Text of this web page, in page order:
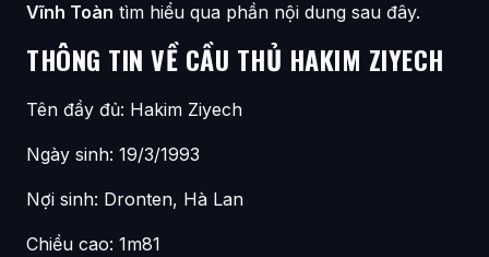
Vĩnh Toàn tìm hiểu qua phần nội dung sau đây.
THÔNG TIN VỀ CẦU THỦ HAKIM ZIYECH
Tên đầy đủ: Hakim Ziyech
Ngày sinh: 19/3/1993
Nợi sinh: Dronten, Hà Lan
Chiều cao: 1m81